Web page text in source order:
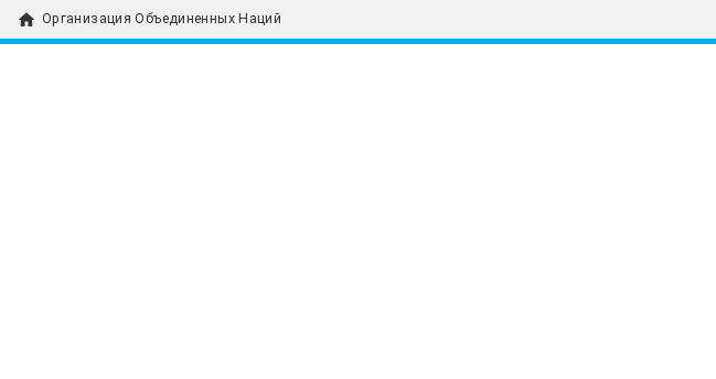
home Организация Объединенных Наций